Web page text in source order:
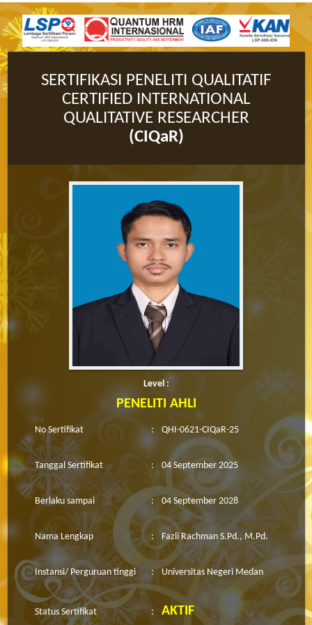
SERTIFIKASI PENELITI QUALITATIF
CERTIFIED INTERNATIONAL
QUALITATIVE RESEARCHER
(CIQaR)
Level :
PENELITI AHLI
No Sertifikat : QHI-0621-CIQaR-25
Tanggal Sertifikat : 04 September 2025
Berlaku sampai : 04 September 2028
Nama Lengkap : Fazli Rachman S.Pd., M.Pd.
Instansi/ Perguruan tinggi : Universitas Negeri Medan
Status Sertifikat : AKTIF